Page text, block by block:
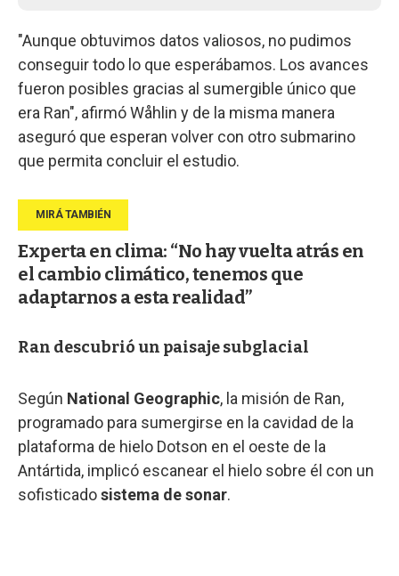
"Aunque obtuvimos datos valiosos, no pudimos
conseguir todo lo que esperábamos. Los avances
fueron posibles gracias al sumergible único que
era Ran", afirmó Wåhlin y de la misma manera
aseguró que esperan volver con otro submarino
que permita concluir el estudio.
Experta en clima: “No hay vuelta atrás en
el cambio climático, tenemos que
adaptarnos a esta realidad”
Ran descubrió un paisaje subglacial
Según National Geographic, la misión de Ran,
programado para sumergirse en la cavidad de la
plataforma de hielo Dotson en el oeste de la
Antártida, implicó escanear el hielo sobre él con un
sofisticadosistema de sonar.